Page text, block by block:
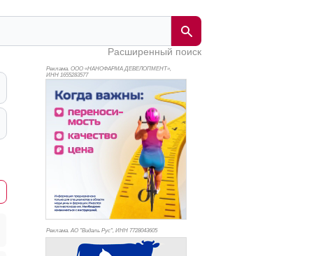
Расширенный поиск
Реклама. ООО «НАНОФАРМА ДЕВЕЛОПМЕНТ»,
ИНН 1655283577
Реклама. АО "Видаль Рус", ИНН 7728043605